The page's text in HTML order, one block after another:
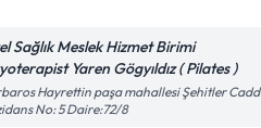
Sağlık Meslek Hizmet Birimi
Yaren Gögyıldız ( Pilates )
Hayrettin paşa mahallesi Şehitler
No: 5 Daire:72/8